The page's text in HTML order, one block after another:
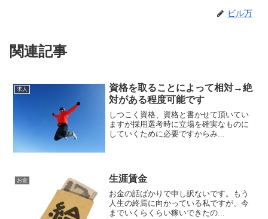
ビル万
関連記事
求人
資格を取ることによって相対→絶
対がある程度可能です
しつこく資格、資格と書かせて頂いてい
ますが採用選考時に立場を確実なものに
していくために必要ですからみ...
お金 生涯賃金
お金の話ばかりで申し訳ないです。もう
人生の終焉に向かっている私ですが、今
までいくらくらい稼いできたの...